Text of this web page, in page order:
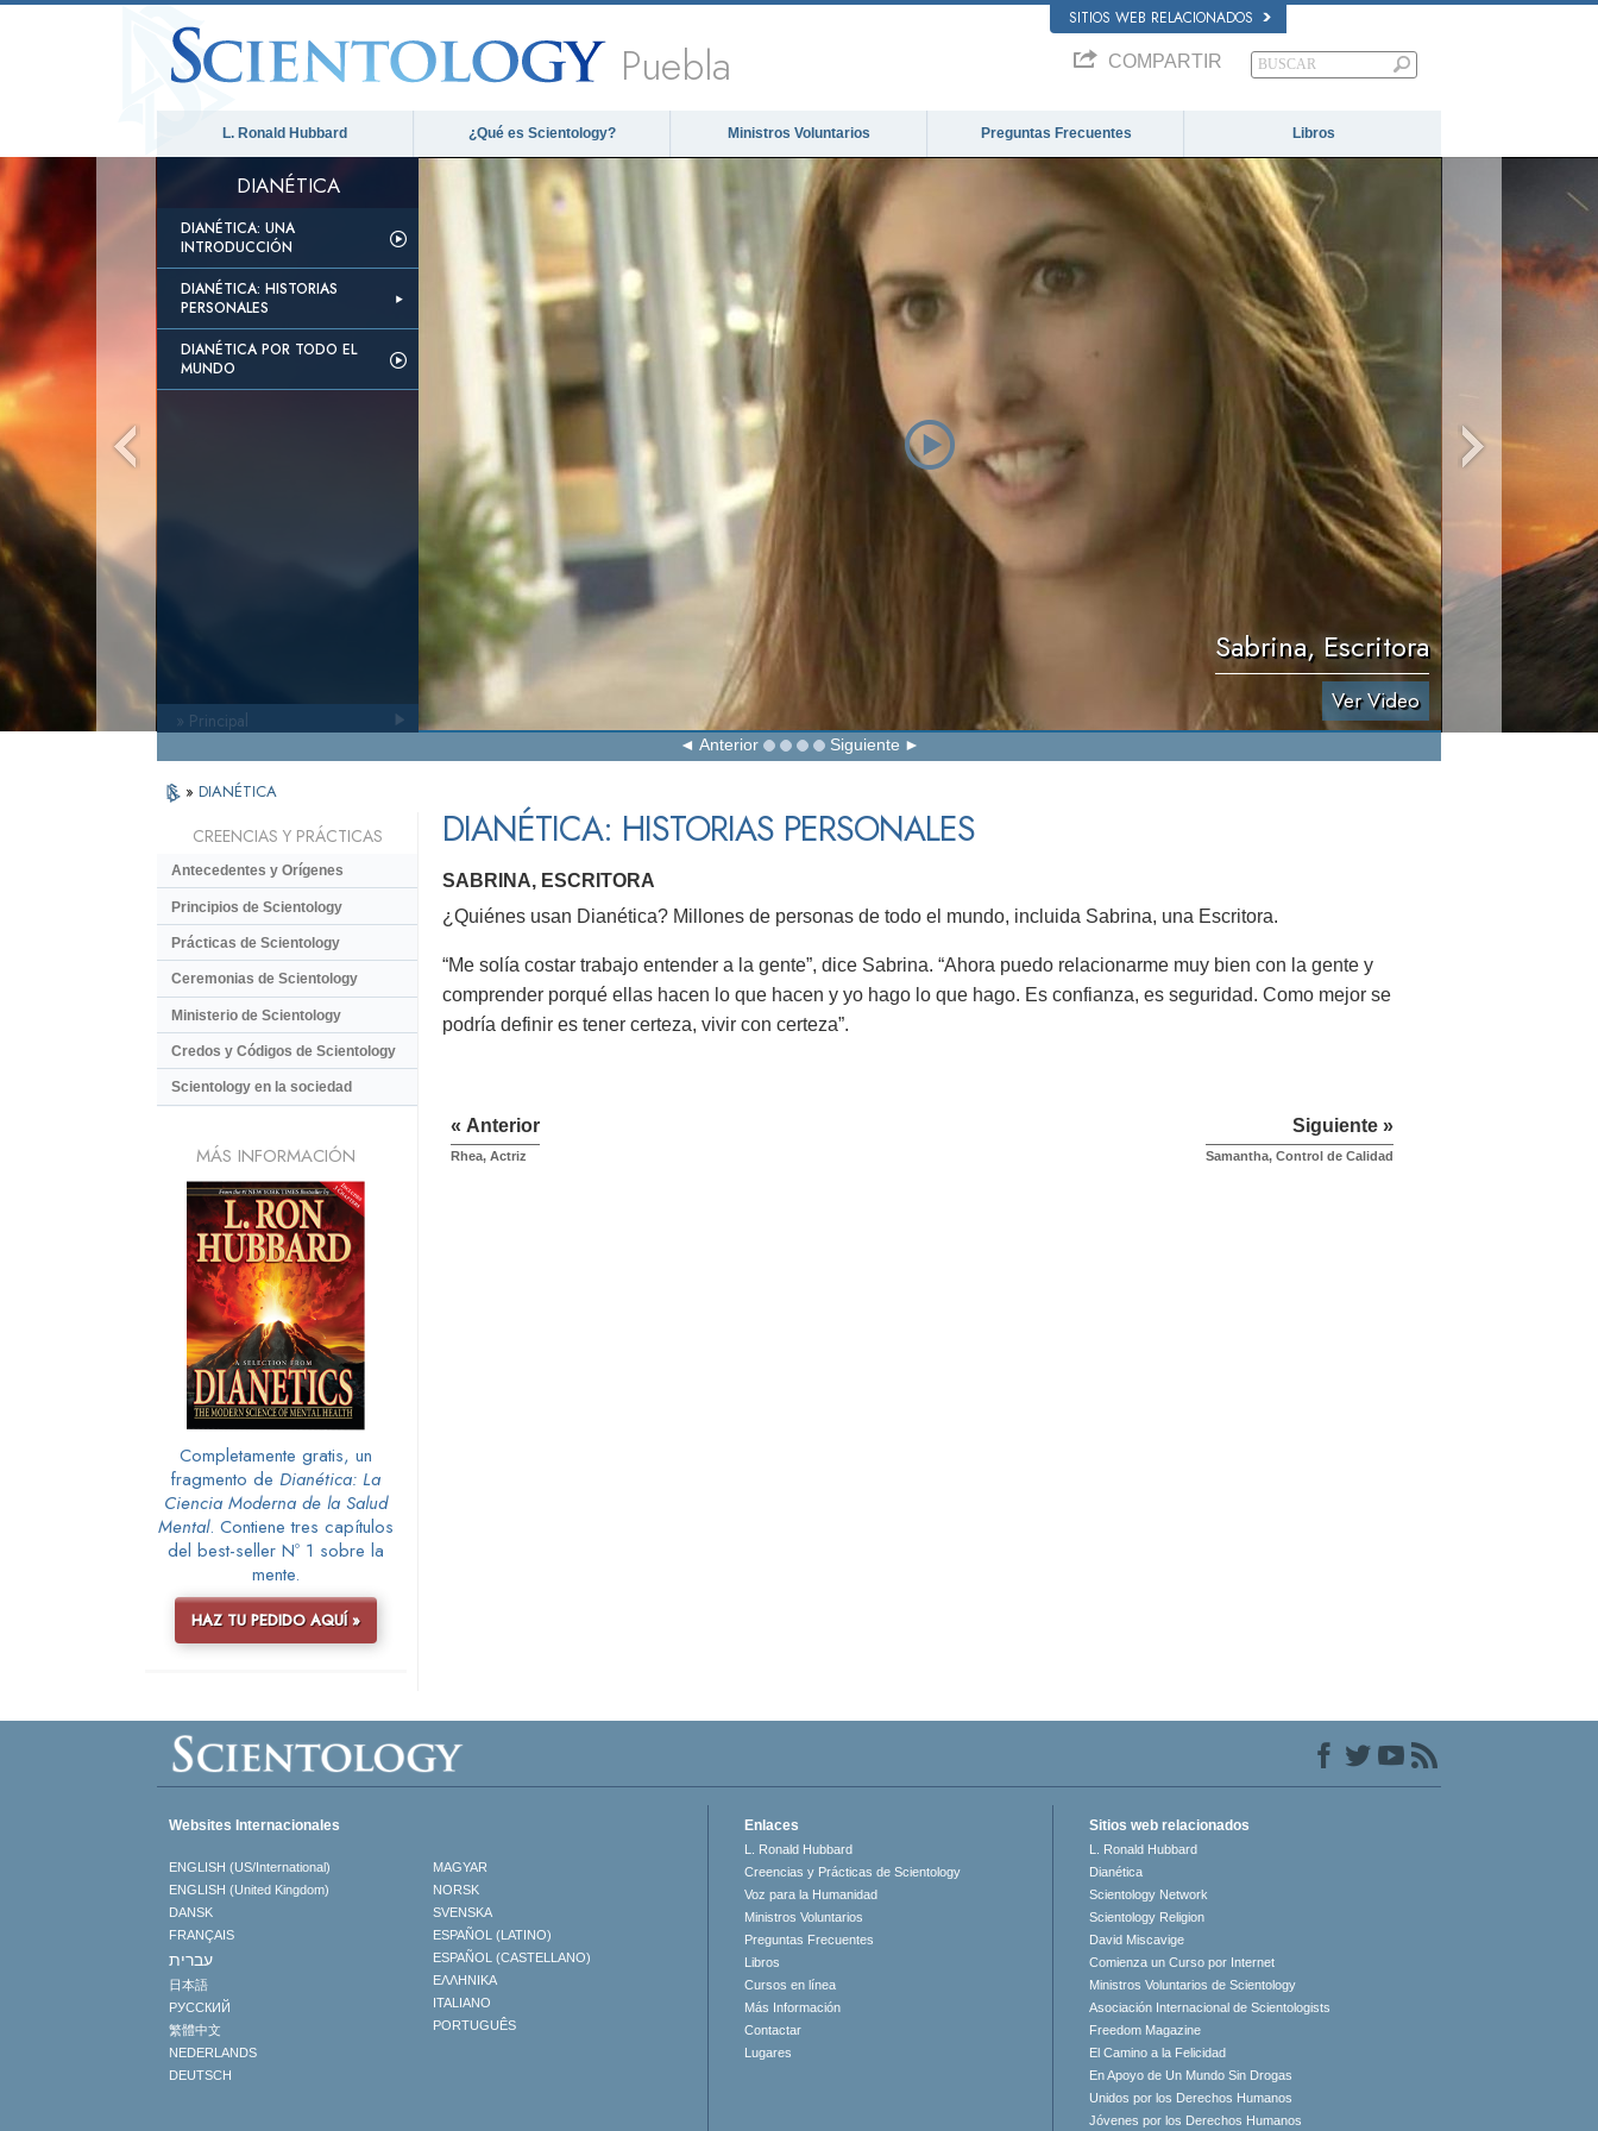
SITIOS WEB RELACIONADOS
Puebla COMPARTIR
L. Ronald Hubbard ¿Qué es Scientology? Ministros Voluntarios Preguntas Frecuentes Libros
DIANÉTICA
DIANÉTICA: UNA
INTRODUCCIÓN
DIANÉTICA: HISTORIAS
PERSONALES
DIANÉTICA POR TODO EL
MUNDO
Sabrina, Escritora
Ver Video
Anterior Siguiente
» Principal
» DIANÉTICA
DIANÉTICA: HISTORIAS PERSONALES
SABRINA, ESCRITORA
¿Quiénes usan Dianética? Millones de personas de todo el mundo, incluida Sabrina, una Escritora.
“Me solía costar trabajo entender a la gente”, dice Sabrina. “Ahora puedo relacionarme muy bien con la gente y
comprender porqué ellas hacen lo que hacen y yo hago lo que hago. Es confianza, es seguridad. Como mejor se
podría definir es tener certeza, vivir con certeza”.
« Anterior
Rhea, Actriz
Siguiente »
Samantha, Control de Calidad
CREENCIAS Y PRÁCTICAS
Antecedentes y Orígenes
Principios de Scientology
Prácticas de Scientology
Ceremonias de Scientology
Ministerio de Scientology
Credos y Códigos de Scientology
Scientology en la sociedad
MÁS INFORMACIÓN
Completamente gratis, un
fragmento de Dianética: La
Ciencia Moderna de la Salud
Mental. Contiene tres capítulos
del best-seller Nº 1 sobre la
mente.
HAZ TU PEDIDO AQUÍ »
Websites Internacionales
ENGLISH (US/International)
ENGLISH (United Kingdom)
DANSK
FRANÇAIS
עברית
日本語
РУССКИЙ
繁體中文
NEDERLANDS
DEUTSCH
MAGYAR
NORSK
SVENSKA
ESPAÑOL (LATINO)
ESPAÑOL (CASTELLANO)
ΕΛΛΗΝΙΚA
ITALIANO
PORTUGUÊS
Enlaces
L. Ronald Hubbard
Creencias y Prácticas de Scientology
Voz para la Humanidad
Ministros Voluntarios
Preguntas Frecuentes
Libros
Cursos en línea
Más Información
Contactar
Lugares
Sitios web relacionados
L. Ronald Hubbard
Dianética
Scientology Network
Scientology Religion
David Miscavige
Comienza un Curso por Internet
Ministros Voluntarios de Scientology
Asociación Internacional de Scientologists
Freedom Magazine
El Camino a la Felicidad
En Apoyo de Un Mundo Sin Drogas
Unidos por los Derechos Humanos
Jóvenes por los Derechos Humanos